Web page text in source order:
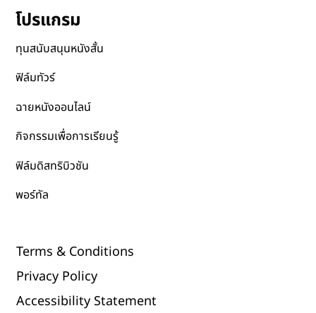
Terms & Conditions
Privacy Policy
Accessibility Statement
โปรแกรม
ทุนสนับสนุนหนังสั้น
ฟิล์มทัวร์
ฉายหนังออนไลน์
กิจกรรมเพื่อการเรียนรู้
ฟิล์มดิสทริบิวชัน
พอร์ทัล